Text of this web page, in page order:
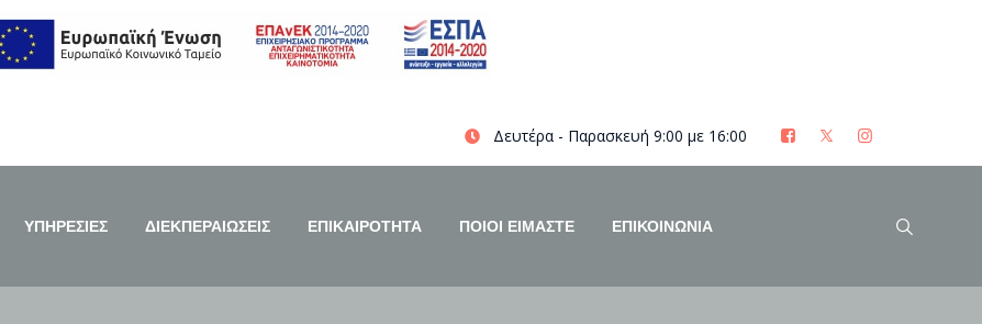
Δευτέρα - Παρασκευή 9:00 με 16:00
ΥΠΗΡΕΣΙΕΣ ΔΙΕΚΠΕΡΑΙΩΣΕΙΣ ΕΠΙΚΑΙΡΟΤΗΤΑ ΠΟΙΟΊ ΕΊΜΑΣΤΕ ΕΠΙΚΟΙΝΩΝΙΑ